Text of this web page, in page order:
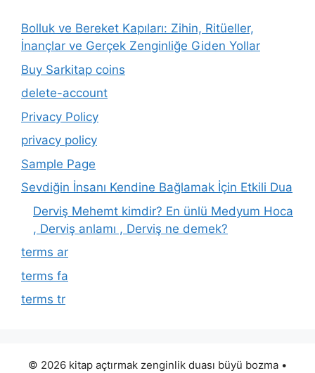
Bolluk ve Bereket Kapıları: Zihin, Ritüeller,
İnançlar ve Gerçek Zenginliğe Giden Yollar
Buy Sarkitap coins
delete-account
Privacy Policy
privacy policy
Sample Page
Sevdiğin İnsanı Kendine Bağlamak İçin Etkili Dua
Derviş Mehemt kimdir? En ünlü Medyum Hoca
, Derviş anlamı , Derviş ne demek?
terms ar
terms fa
terms tr
© 2026 kitap açtırmak zenginlik duası büyü bozma •